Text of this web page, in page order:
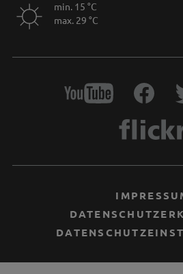
min. 15 °C
max. 29 °C